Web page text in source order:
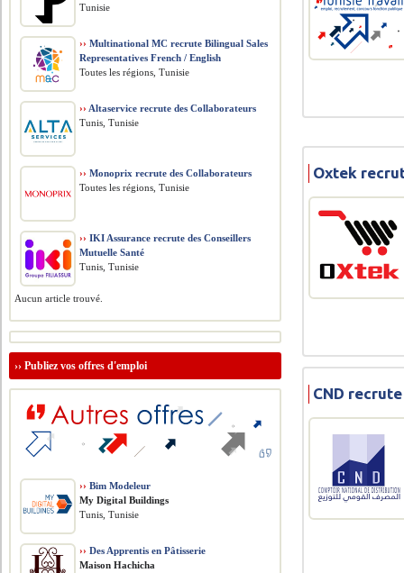
Oxtek
CND
Tunisie
›› Multinational MC recrute Bilingual Sales
Representatives French / English
Toutes les régions, Tunisie
›› Altaservice recrute des Collaborateurs
Tunis, Tunisie
›› Monoprix recrute des Collaborateurs
Toutes les régions, Tunisie
›› IKI Assurance recrute des Conseillers
Mutuelle Santé
Tunis, Tunisie
Aucun article trouvé.
››Publiez vos offres d'emploi
›› Bim Modeleur
My Digital Buildings
Tunis, Tunisie
›› Des Apprentis en Pâtisserie
Maison Hachicha